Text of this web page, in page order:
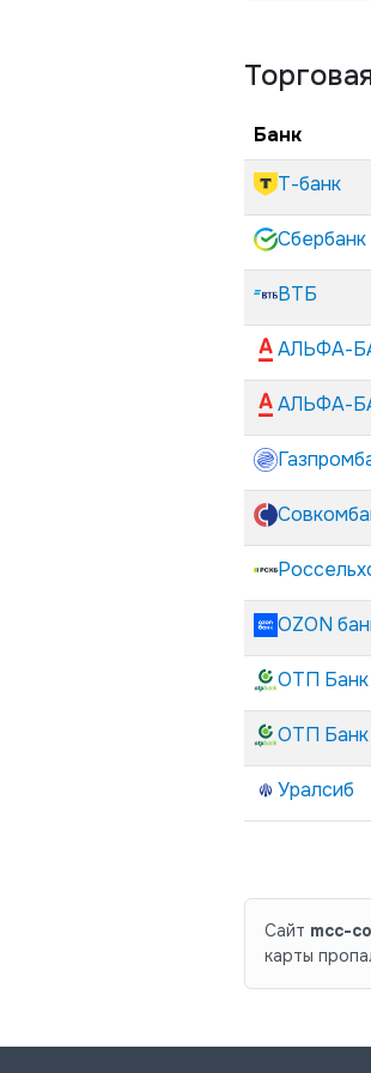
Банк
Т-банк
Сбербанк
ВТБ
АЛЬФА-
АЛЬФА-
OZON
ОТП Банк
ОТП Банк
Уралсиб
Сайт mcc-
карты